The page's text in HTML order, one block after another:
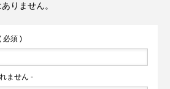
記事を書いています。 プレーす
だ好きな人も。サッカーへの愛
す。でも、みんなが共通して持っ
りません。
必須 )
ません -